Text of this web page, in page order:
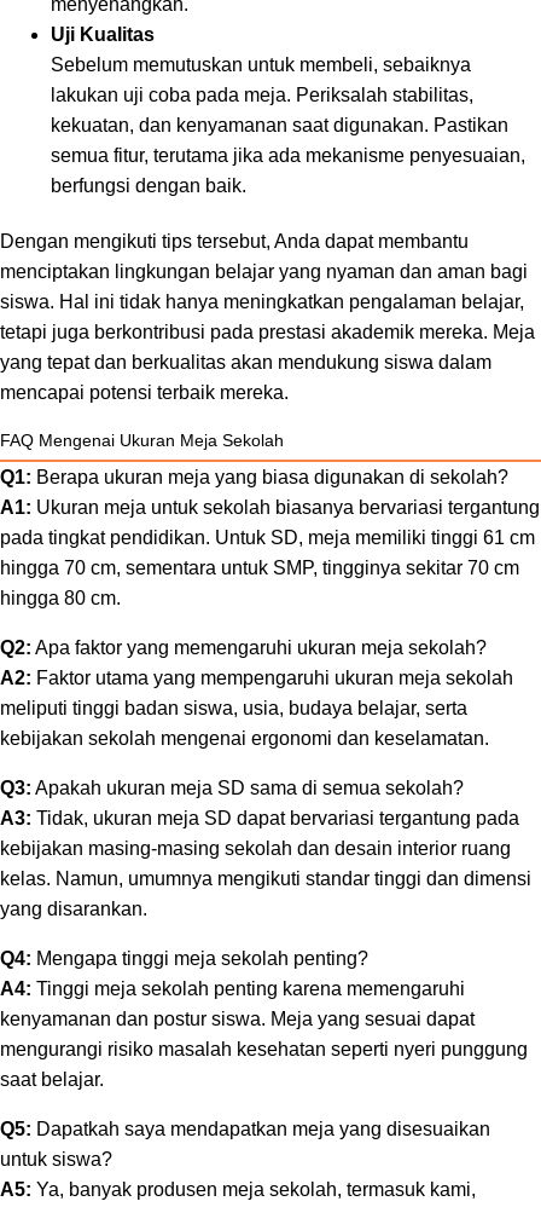
menyenangkan.
Uji Kualitas
Sebelum memutuskan untuk membeli, sebaiknya
lakukan uji coba pada meja. Periksalah stabilitas,
kekuatan, dan kenyamanan saat digunakan. Pastikan
semua fitur, terutama jika ada mekanisme penyesuaian,
berfungsi dengan baik.
Dengan mengikuti tips tersebut, Anda dapat membantu
menciptakan lingkungan belajar yang nyaman dan aman bagi
siswa. Hal ini tidak hanya meningkatkan pengalaman belajar,
tetapi juga berkontribusi pada prestasi akademik mereka. Meja
yang tepat dan berkualitas akan mendukung siswa dalam
mencapai potensi terbaik mereka.
FAQ Mengenai Ukuran Meja Sekolah
Q1: Berapa ukuran meja yang biasa digunakan di sekolah?
A1: Ukuran meja untuk sekolah biasanya bervariasi tergantung
pada tingkat pendidikan. Untuk SD, meja memiliki tinggi 61 cm
hingga 70 cm, sementara untuk SMP, tingginya sekitar 70 cm
hingga 80 cm.
Q2: Apa faktor yang memengaruhi ukuran meja sekolah?
A2: Faktor utama yang mempengaruhi ukuran meja sekolah
meliputi tinggi badan siswa, usia, budaya belajar, serta
kebijakan sekolah mengenai ergonomi dan keselamatan.
Q3: Apakah ukuran meja SD sama di semua sekolah?
A3: Tidak, ukuran meja SD dapat bervariasi tergantung pada
kebijakan masing-masing sekolah dan desain interior ruang
kelas. Namun, umumnya mengikuti standar tinggi dan dimensi
yang disarankan.
Q4: Mengapa tinggi meja sekolah penting?
A4: Tinggi meja sekolah penting karena memengaruhi
kenyamanan dan postur siswa. Meja yang sesuai dapat
mengurangi risiko masalah kesehatan seperti nyeri punggung
saat belajar.
Q5: Dapatkah saya mendapatkan meja yang disesuaikan
untuk siswa?
A5: Ya, banyak produsen meja sekolah, termasuk kami,